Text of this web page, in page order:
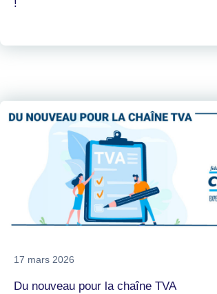
!
17 mars 2026
Du nouveau pour la chaîne TVA